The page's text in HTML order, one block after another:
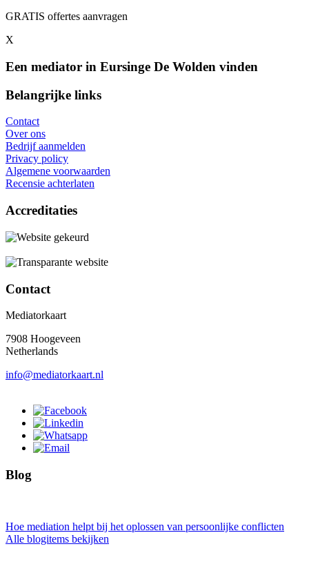
GRATIS offertes aanvragen
X
Een mediator in Eursinge De Wolden vinden
Belangrijke links
Contact
Over ons
Bedrijf aanmelden
Privacy policy
Algemene voorwaarden
Recensie achterlaten
Accreditaties
Contact
Mediatorkaart
7908 Hoogeveen
Netherlands
info@mediatorkaart.nl
Blog
Hoe mediation helpt bij het oplossen van persoonlijke conflicten
Alle blogitems bekijken